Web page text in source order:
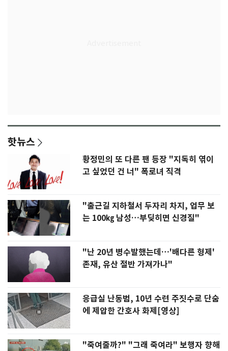
핫뉴스
황정민의 또 다른 팬 등장 "지독히 엮이
고 싶었던 건 너" 폭로녀 직격
"출근길 지하철서 두자리 차지, 업무 보
는 100㎏ 남성…부딪히면 신경질"
"난 20년 병수발했는데…'배다른 형제'
존재, 유산 절반 가져가나"
응급실 난동범, 10년 수련 주짓수로 단숨
에 제압한 간호사 화제[영상]
"죽여줄까?" "그래 죽여라" 보행자 향해